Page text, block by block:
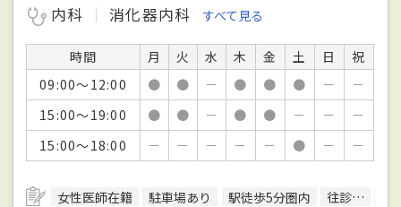
内科
消化器内科 すべて見る
時間 月 火 水 木 金 土 日
祝
09:00～12:00
● ● － ● ● ● －
－
15:00～19:00
● ● － ● ● － －
－
15:00～18:00
－ － － － － ● － －
女性医師在籍 駐車場あり 駅徒歩5分圏内 往診可